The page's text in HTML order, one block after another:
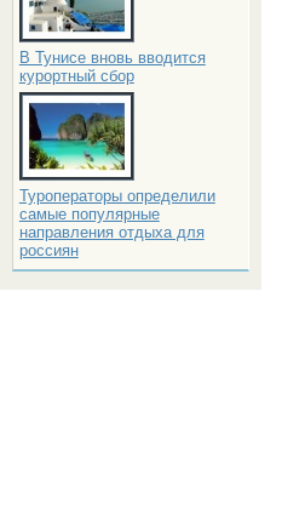
В Тунисе вновь вводится
курортный сбор
Туроператоры определили
самые популярные
направления отдыха для
россиян